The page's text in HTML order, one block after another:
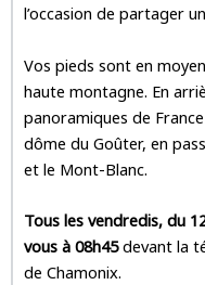
l’occasion de partager
Vos pieds sont en
haute montagne. En
panoramiques de
dôme du Goûter, en
et le Mont-Blanc.
Tous les vendredis, du
vous à 08h45devant la
de Chamonix.